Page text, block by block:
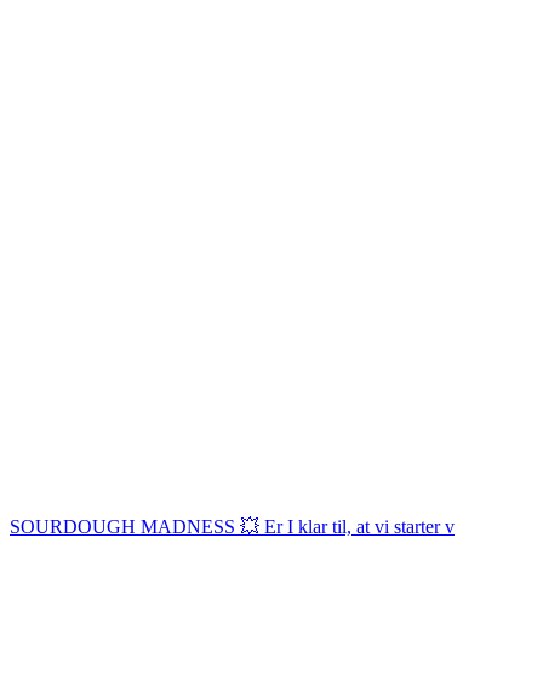
SOURDOUGH MADNESS 💥 Er I klar til, at vi starter v